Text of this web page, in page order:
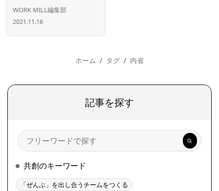
WORK MILL編集部
2021.11.16
ホーム タグ 内省
記事を探す
検
索
共創のキーワード
「ぜんぶ」を出し合うチームをつくる